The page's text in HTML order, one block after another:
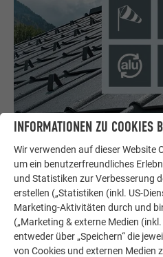
Aluminium ist
verarbeiten und daher der
und Sanierer.
JETZT VORTEILE ENTDECKEN
INFORMATIONEN ZU COOKIES
Wir verwenden auf dieser Website
um ein benutzerfreundliches
und Statistiken zur Verbesserung
erstellen („Statistiken (inkl. US-
Marketing-Aktivitäten durch und
(„Marketing & externe Medien
entweder über „Speichern“ die
von Cookies und externen Medien